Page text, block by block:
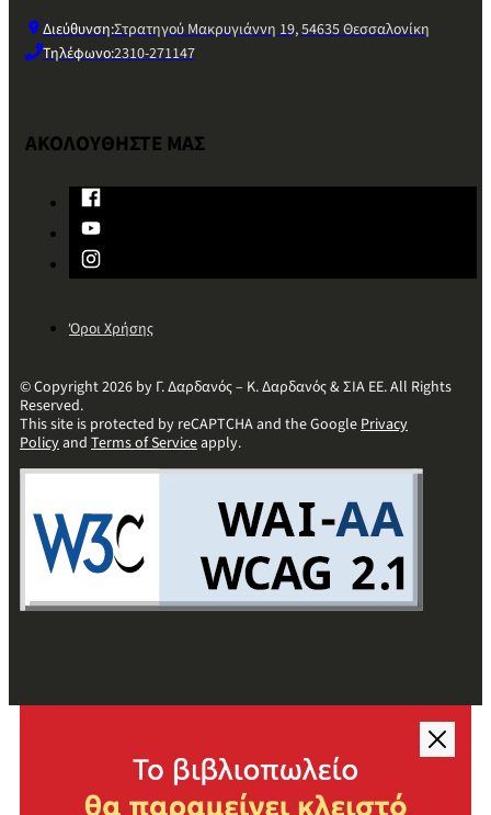
Διεύθυνση:Στρατηγού Μακρυγιάννη 19, 54635 Θεσσαλονίκη
Τηλέφωνο:2310-271147
ΑΚΟΛΟΥΘΗΣΤΕ ΜΑΣ
Όροι Χρήσης
© Copyright 2026 by Γ. Δαρδανός – Κ. Δαρδανός & ΣΙΑ ΕΕ. All Rights
Reserved.
This site is protected by reCAPTCHA and the GooglePrivacy
Policyand Terms of Serviceapply.